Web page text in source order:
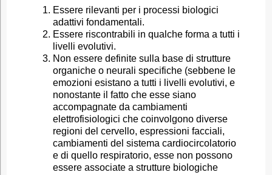
Essere rilevanti per i processi biologici
adattivi fondamentali.
Essere riscontrabili in qualche forma a tutti i
livelli evolutivi.
Non essere definite sulla base di strutture
organiche o neurali specifiche (sebbene le
emozioni esistano a tutti i livelli evolutivi, e
nonostante il fatto che esse siano
accompagnate da cambiamenti
elettrofisiologici che coinvolgono diverse
regioni del cervello, espressioni facciali,
cambiamenti del sistema cardiocircolatorio
e di quello respiratorio, esse non possono
essere associate a strutture biologiche